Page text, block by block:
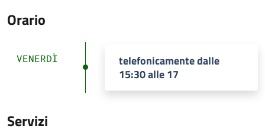
Orario
VENERDÌ
telefonicamente dalle
15:30 alle 17
Servizi